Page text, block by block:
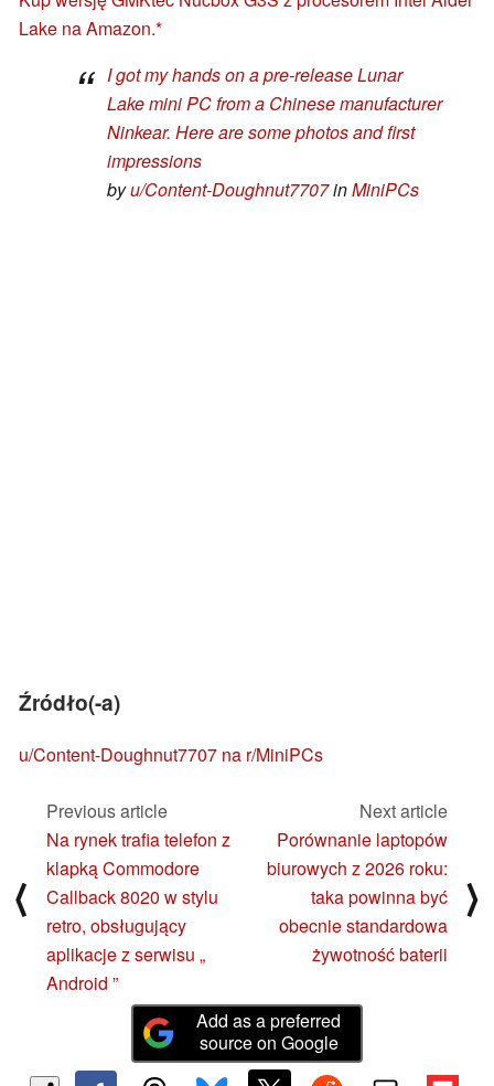
Lake na Amazon.
I got my hands on a pre-release Lunar
Lake mini PC from a Chinese manufacturer
Ninkear. Here are some photos and first
impressions
byu/Content-Doughnut7707inMiniPCs
Źródło(-a)
u/Content-Doughnut7707 na r/MiniPCs
⟨
Previous article
Na rynek trafia telefon z
klapką Commodore
Callback 8020 w stylu
retro, obsługujący
aplikacje z serwisu „
Android ”
Next article
Porównanie laptopów
biurowych z 2026 roku:
taka powinna być
obecnie standardowa
żywotność baterii
⟩
Add as a preferred
source on Google